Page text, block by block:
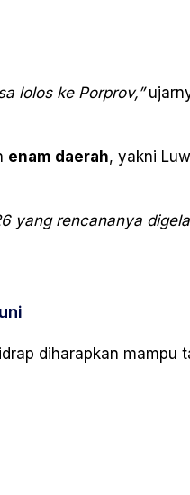
lolos ke Porprov,”
enam daerah, yakni
yang rencananya
diharapkan mampu